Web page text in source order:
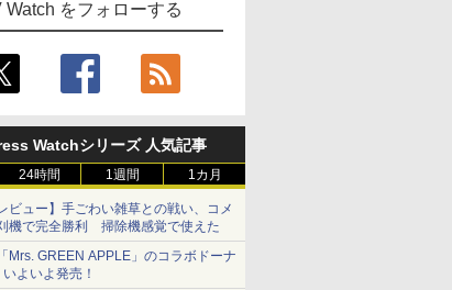
Watch をフォローする
Watchシリーズ 人気記事
24時間 1週間 1カ月
ビュー】手ごわい雑草との戦い、コメ
機で完全勝利 掃除機感覚で使えた
Mrs. GREEN APPLE」のコラボドーナ
よいよ発売！